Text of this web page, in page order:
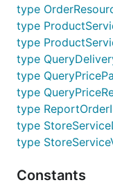
type
type
type
type
type
type
type
type
type
Constants